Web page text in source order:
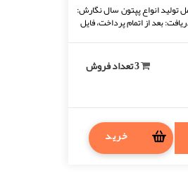
تولید انواع پپتون سال نگارش:
90 نحوه دریافت: بعد از اتمام پرداخت، فایل
خرید